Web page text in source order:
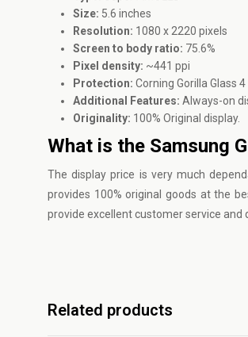
Size: 5.6 inches
Resolution: 1080 x 2220 pixels
Screen to body ratio: 75.6%
Pixel density: ~441 ppi
Protection: Corning Gorilla Glass 4
Additional Features: Always-on
Originality: 100% Original display.
What is the Samsung
The display price is very much
provides 100% original goods at the
provide excellent customer service and
Related products